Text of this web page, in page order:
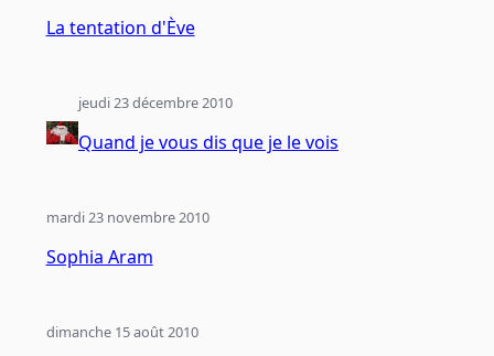
La tentation d'Ève
Quand je vous dis que je le vois
jeudi 23 décembre 2010
Sophia Aram
mardi 23 novembre 2010
dimanche 15 août 2010